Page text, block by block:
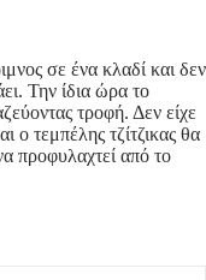
σε ένα κλαδί και δεν
Την ίδια ώρα το
τροφή. Δεν είχε
ο τεμπέλης τζίτζικας θα
προφυλαχτεί από το